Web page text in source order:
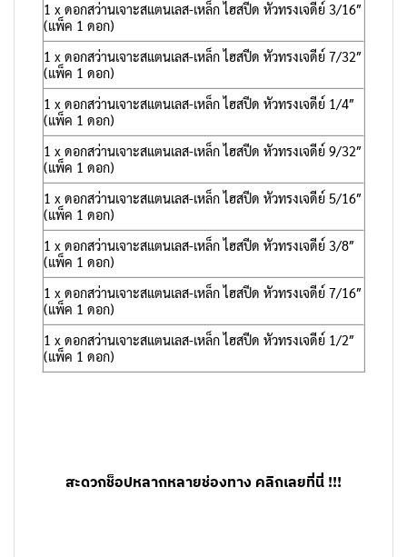
1 x ดอกสว่านเจาะสแตนเลส-เหล็ก ไฮสปีด หัวทรงเจดีย์ 3/16″
(แพ็ค 1 ดอก)
1 x ดอกสว่านเจาะสแตนเลส-เหล็ก ไฮสปีด หัวทรงเจดีย์ 7/32″
(แพ็ค 1 ดอก)
1 x ดอกสว่านเจาะสแตนเลส-เหล็ก ไฮสปีด หัวทรงเจดีย์ 1/4″
(แพ็ค 1 ดอก)
1 x ดอกสว่านเจาะสแตนเลส-เหล็ก ไฮสปีด หัวทรงเจดีย์ 9/32″
(แพ็ค 1 ดอก)
1 x ดอกสว่านเจาะสแตนเลส-เหล็ก ไฮสปีด หัวทรงเจดีย์ 5/16″
(แพ็ค 1 ดอก)
1 x ดอกสว่านเจาะสแตนเลส-เหล็ก ไฮสปีด หัวทรงเจดีย์ 3/8″
(แพ็ค 1 ดอก)
1 x ดอกสว่านเจาะสแตนเลส-เหล็ก ไฮสปีด หัวทรงเจดีย์ 7/16″
(แพ็ค 1 ดอก)
1 x ดอกสว่านเจาะสแตนเลส-เหล็ก ไฮสปีด หัวทรงเจดีย์ 1/2″
(แพ็ค 1 ดอก)
สะดวกช็อปหลากหลายช่องทาง คลิกเลยที่นี่ !!!